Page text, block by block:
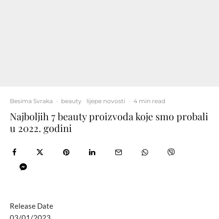
Besima Svraka · beauty lijepe novosti · 4 min read
Najboljih 7 beauty proizvoda koje smo probali
u 2022. godini
Release Date